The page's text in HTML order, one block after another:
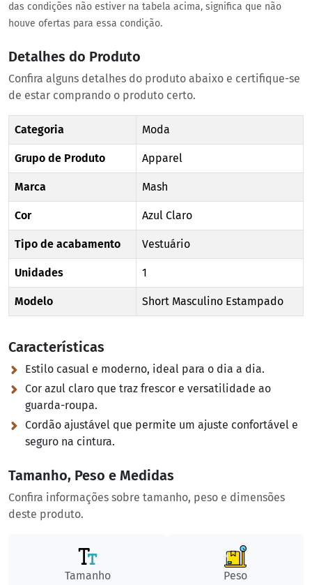
das condições não estiver na tabela acima, significa que não
houve ofertas para essa condição.
Detalhes do Produto
Confira alguns detalhes do produto abaixo e certifique-se
de estar comprando o produto certo.
Categoria Moda
Grupo de Produto Apparel
Marca Mash
Cor Azul Claro
Tipo de acabamento Vestuário
Unidades 1
Modelo Short Masculino Estampado
Características
Estilo casual e moderno, ideal para o dia a dia.
Cor azul claro que traz frescor e versatilidade ao
guarda-roupa.
Cordão ajustável que permite um ajuste confortável e
seguro na cintura.
Tamanho, Peso e Medidas
Confira informações sobre tamanho, peso e dimensões
deste produto.
Tamanho
Peso